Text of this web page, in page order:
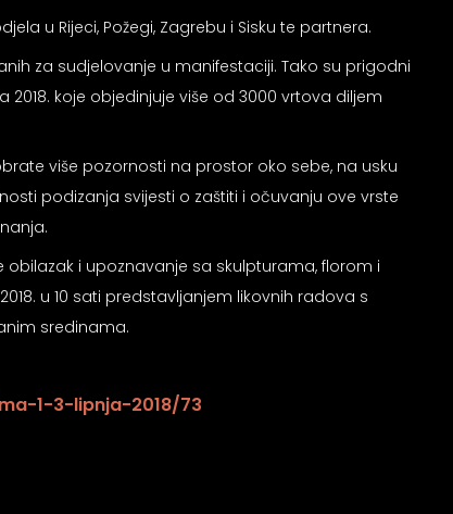
u Rijeci, Požegi, Zagrebu i Sisku te partnera.
za sudjelovanje u manifestaciji. Tako su prigodni
koje objedinjuje više od 3000 vrtova diljem
više pozornosti na prostor oko sebe, na usku
podizanja svijesti o zaštiti i očuvanju ove vrste
obilazak i upoznavanje sa skulpturama, florom i
u 10 sati predstavljanjem likovnih radova s
sredinama.
1-3-lipnja-2018/73